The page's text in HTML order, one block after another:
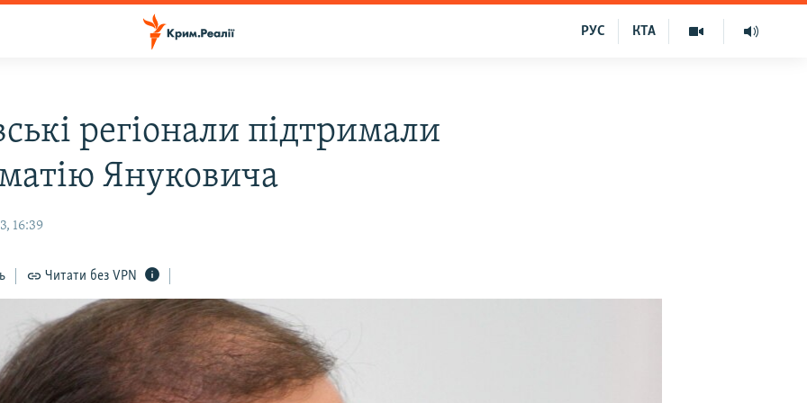
КТА
РУС
регіонали підтримали
Януковича
16:39
Читати без VPN